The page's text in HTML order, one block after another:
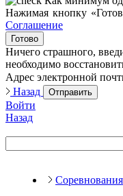
Нажимая кнопку
Соглашение
Готово
Ничего страшного,
необходимо
Адрес электронной
Назад
Отправить
Войти
Назад
Соревнования